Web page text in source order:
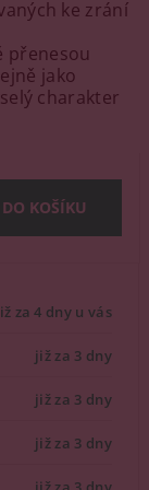
ke zrání
přenesou
jako
charakter
za 4 dny u vás
již za 3 dny
již za 3 dny
již za 3 dny